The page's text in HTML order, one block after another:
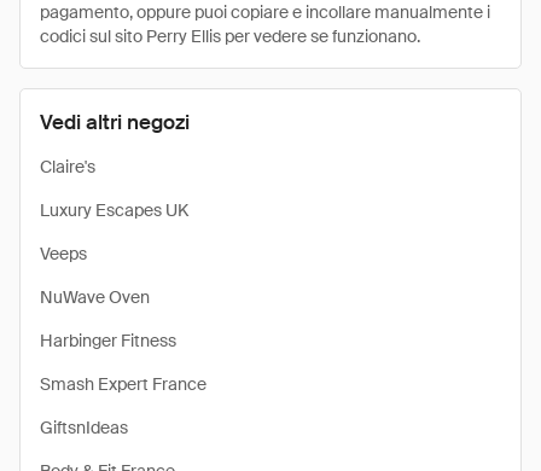
Vedi altri negozi
Claire's
Luxury Escapes UK
Veeps
NuWave Oven
Harbinger Fitness
Smash Expert France
GiftsnIdeas
pagamento, oppure puoi copiare e incollare manualmente i
codici sul sito Perry Ellis per vedere se funzionano.